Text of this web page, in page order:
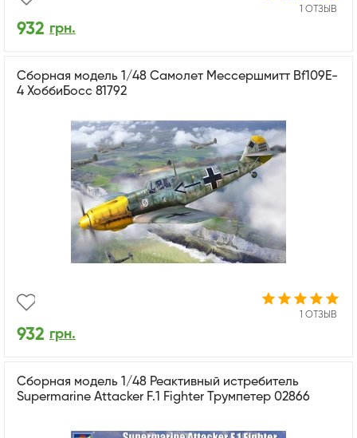
1 ОТЗЫВ
932 грн.
Сборная модель 1/48 Самолет Мессершмитт Bf109E-
4 ХоббиБосс 81792
1 ОТЗЫВ
932 грн.
Сборная модель 1/48 Реактивный истребитель
Supermarine Attacker F.1 Fighter Трумпетер 02866